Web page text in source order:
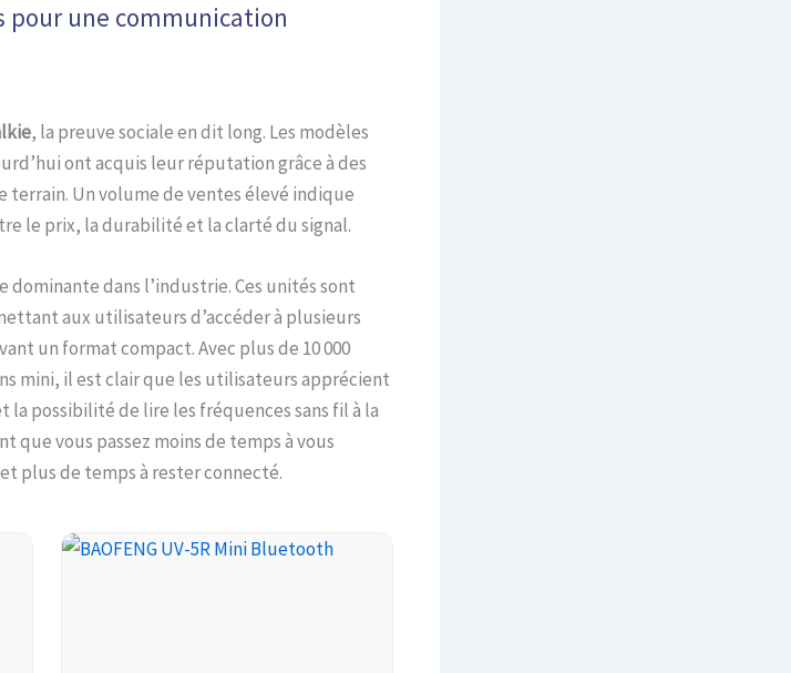
pour une communication
, la preuve sociale en dit long. Les modèles
ont acquis leur réputation grâce à des
terrain. Un volume de ventes élevé indique
le prix, la durabilité et la clarté du signal.
dominante dans l’industrie. Ces unités sont
aux utilisateurs d’accéder à plusieurs
un format compact. Avec plus de 10 000
mini, il est clair que les utilisateurs apprécient
la possibilité de lire les fréquences sans fil à la
que vous passez moins de temps à vous
plus de temps à rester connecté.